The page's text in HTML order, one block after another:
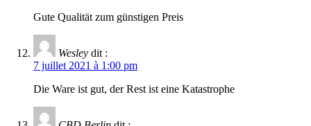
Gute Qualität zum günstigen Preis
Wesley dit :
7 juillet 2021 à 1:00 pm
Die Ware ist gut, der Rest ist eine Katastrophe